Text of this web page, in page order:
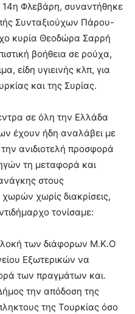
14η Φλεβάρη, συναντήθηκε
Συνταξιούχων Πάρου-
κυρία Θεοδώρα Σαρρή
βοήθεια σε ρούχα,
είδη υγιεινής κλπ, για
και της Συρίας.
σε όλη την Ελλάδα
έχουν ήδη αναλάβει με
ανιδιοτελή προσφορά
τη μεταφορά και
στους
χωρίς διακρίσεις,
τονίσαμε:
των διάφορων Μ.Κ.Ο
Εξωτερικών να
των πραγμάτων και.
την απόδοση της
της Τουρκίας όσο